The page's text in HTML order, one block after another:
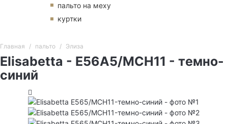
пальто на меху
куртки
Главная пальто Элиза
Elisabetta - E56A5/MCH11 - темно-
синий